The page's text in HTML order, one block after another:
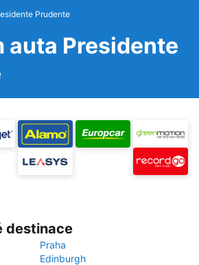
Prudente
auta Presidente
destinace
Praha
Edinburgh